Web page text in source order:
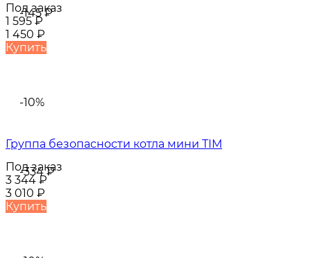
-145₽
Под заказ
1 595₽
1 450 ₽
Купить
-10%
-334₽
Группа безопасности котла мини TIM
Под заказ
3 344 ₽
3 010 ₽
Купить